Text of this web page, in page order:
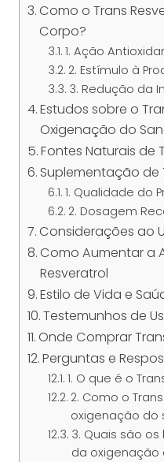
Como o Trans
Corpo?
1. Ação
2. Estímulo à
3. Redução da
Estudos sobre o
Oxigenação do
Fontes Naturais de
Suplementação de
1. Qualidade do
2. Dosagem
Considerações ao
Como Aumentar a
Resveratrol
Estilo de Vida e
Testemunhos de
Onde Comprar
Perguntas e
1. O que é o
2. Como o
oxigenação do
3. Quais são
da oxigenação